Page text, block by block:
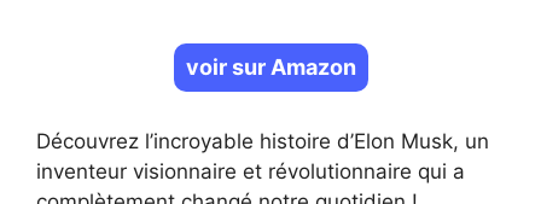
voir sur Amazon
Découvrez l’incroyable histoire d’Elon Musk, un
inventeur visionnaire et révolutionnaire qui a